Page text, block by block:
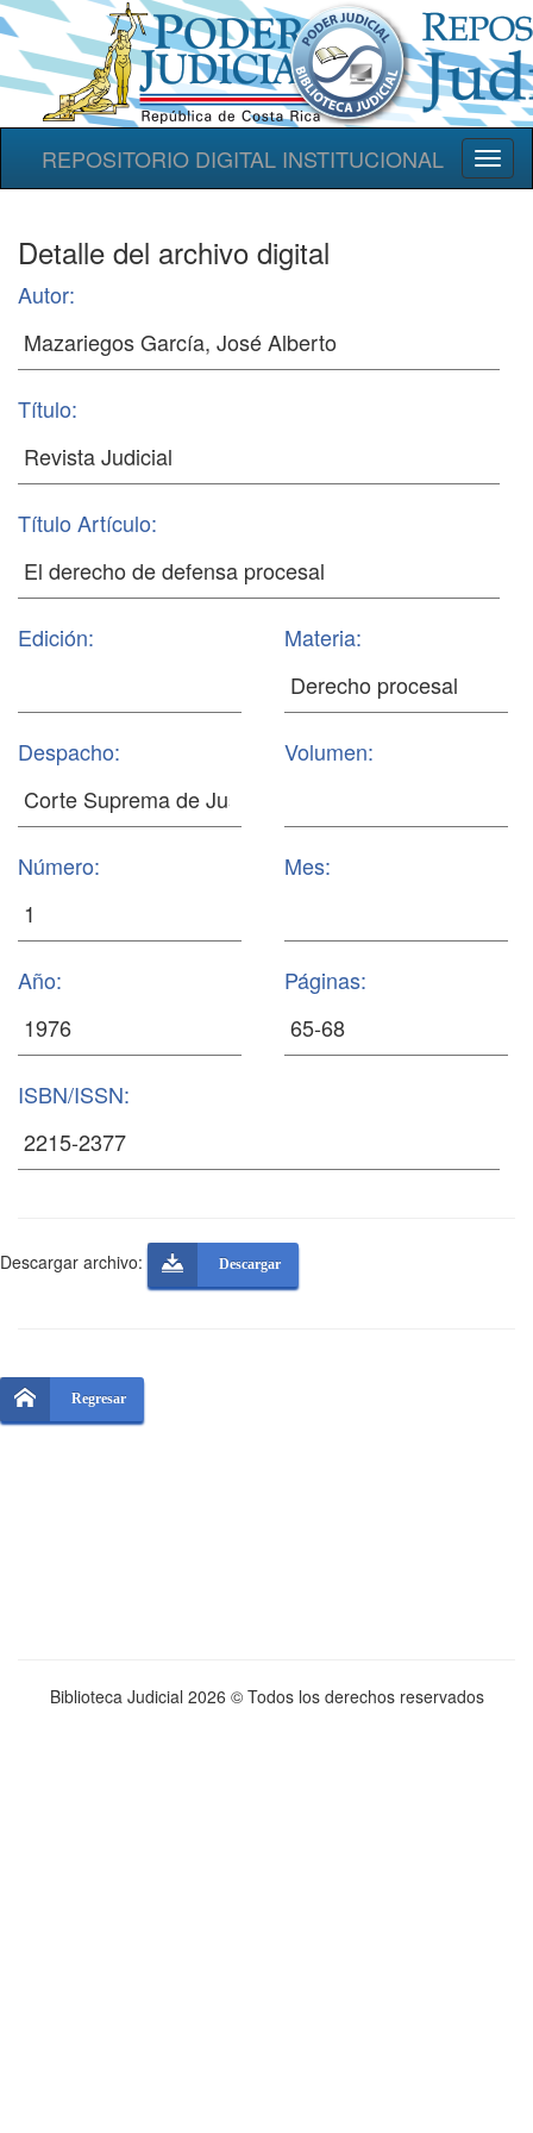
REPOSITORIO DIGITAL INSTITUCIONAL
Detalle del archivo digital
Autor:
Título:
Título Artículo:
Edición: Materia:
Despacho: Volumen:
Número: Mes:
Año: Páginas:
ISBN/ISSN:
Descargar archivo: Descargar
Regresar
Biblioteca Judicial 2026 © Todos los derechos reservados